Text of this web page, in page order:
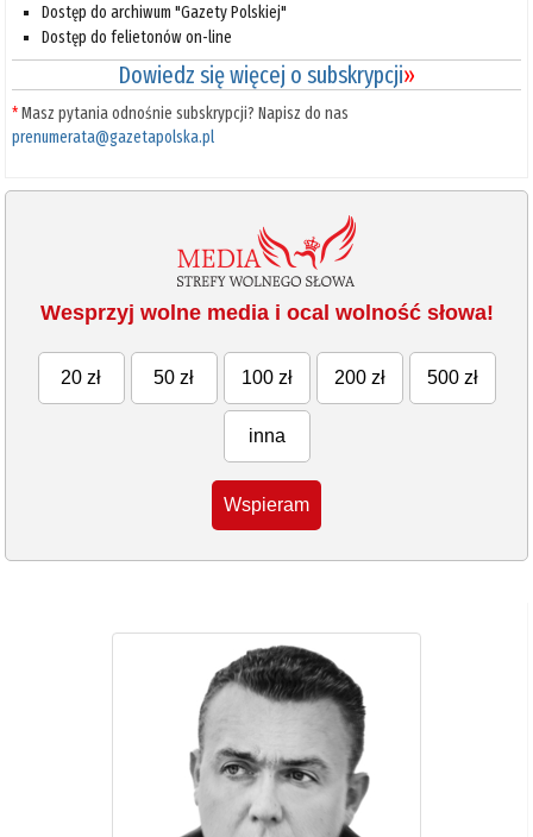
Dostęp do archiwum "Gazety Polskiej"
Dostęp do felietonów on-line
Dowiedz się więcej o subskrypcji»
*Masz pytania odnośnie subskrypcji? Napisz do nas
prenumerata@gazetapolska.pl
Wesprzyj wolne media i ocal wolność słowa!
20 zł 50 zł 100 zł 200 zł 500 zł
inna
Wspieram